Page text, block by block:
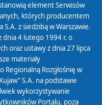
element Serwisów
których producentem
S.A. z siedzibą w Warszawie.
dnia 4 lutego 1994 r. o
oraz ustawy z dnia 27 lipca
materiały
Regionalną Rozgłośnię w
S.A. na podstawie
wykorzystywanie
Portalu, poza